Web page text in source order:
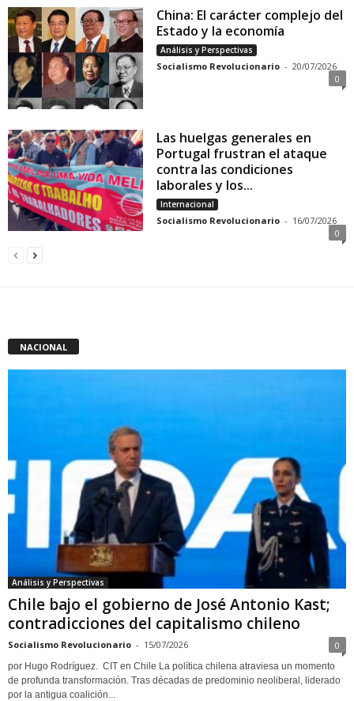
China: El carácter complejo del
Estado y la economía
Análisis y Perspectivas
Socialismo Revolucionario - 20/07/2026
0
Las huelgas generales en
Portugal frustran el ataque
contra las condiciones
laborales y los...
Internacional
Socialismo Revolucionario - 16/07/2026
0
NACIONAL
Análisis y Perspectivas
Chile bajo el gobierno de José Antonio Kast;
contradicciones del capitalismo chileno
Socialismo Revolucionario - 15/07/2026 0
por Hugo Rodríguez. CIT en Chile La política chilena atraviesa un momento
de profunda transformación. Tras décadas de predominio neoliberal, liderado
por la antigua coalición...